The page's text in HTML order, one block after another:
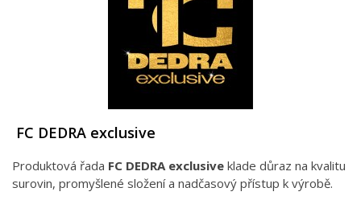
FC DEDRA exclusive
Produktová řada FC DEDRA exclusive klade důraz na kvalitu
surovin, promyšlené složení a nadčasový přístup k výrobě.